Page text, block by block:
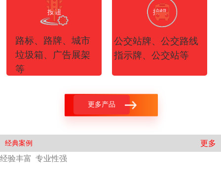
公交站牌、公交路线
指示牌、公交站等
路标、路牌、城市
垃圾箱、广告展架
等
按钮
按钮
更多产品
经典案例
更多
经验丰富 专业性强